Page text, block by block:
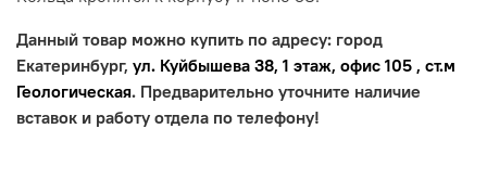
Данный товар можно купить по адресу: город
Екатеринбург, ул. Куйбышева 38, 1 этаж, офис 105 , ст.м
Геологическая. Предварительно уточните наличие
вставок и работу отдела по телефону!